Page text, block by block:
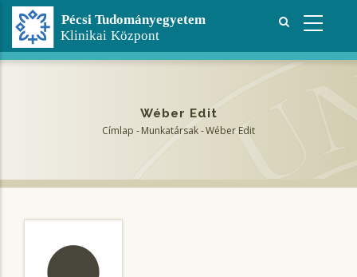
Ugrás
tartalomra
Wéber Edit
Címlap -Munkatársak-Wéber Edit